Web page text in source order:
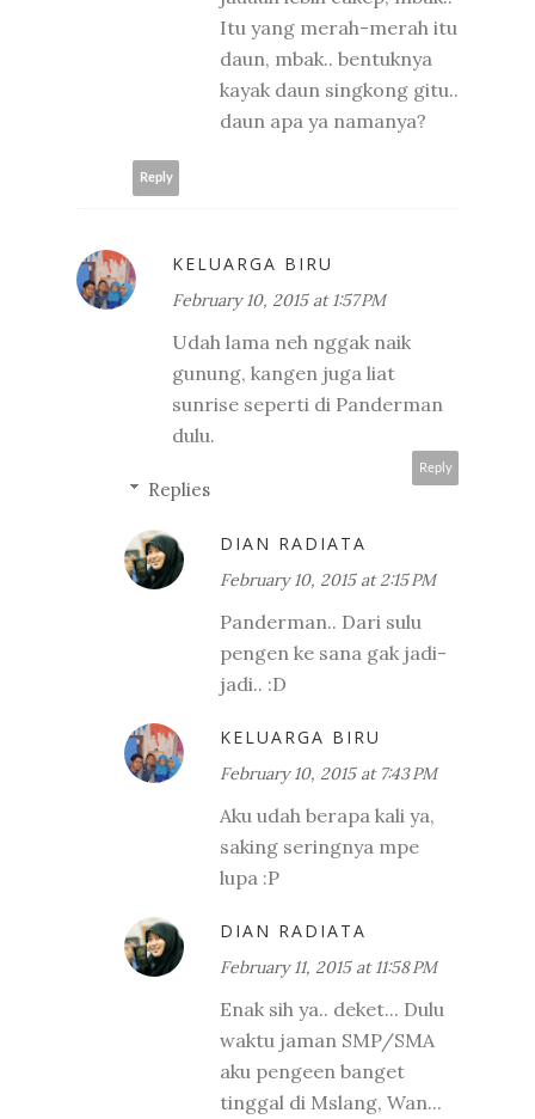
Itu yang merah-merah itu
daun, mbak.. bentuknya
kayak daun singkong gitu..
daun apa ya namanya?
Reply
KELUARGA BIRU
February 10, 2015 at 1:57 PM
Udah lama neh nggak naik
gunung, kangen juga liat
sunrise seperti di Panderman
dulu.
Reply
Replies
DIAN RADIATA
February 10, 2015 at 2:15 PM
Panderman.. Dari sulu
pengen ke sana gak jadi-
jadi.. :D
KELUARGA BIRU
February 10, 2015 at 7:43 PM
Aku udah berapa kali ya,
saking seringnya mpe
lupa :P
DIAN RADIATA
February 11, 2015 at 11:58 PM
Enak sih ya.. deket... Dulu
waktu jaman SMP/SMA
aku pengeen banget
tinggal di Mslang, Wan...